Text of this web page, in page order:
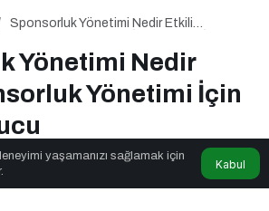
Sponsorluk Yönetimi Nedir Etkili
Yönetimi Nedir
Yönetimi İçin
yaşamanızı sağlamak için
Kabul